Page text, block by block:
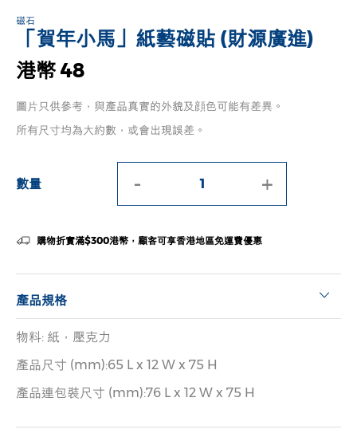
磁石
「賀年小馬」紙藝磁貼 (財源廣進)
港幣 48
圖片只供參考，與產品真實的外貌及顔色可能有差異。
所有尺寸均為大約數，或會出現誤差。
數量 - +
購物折實滿$300港幣，顧客可享香港地區免運費優惠
產品規格
物料: 紙，壓克力
產品尺寸 (mm):65 L x 12 W x 75 H
產品連包裝尺寸 (mm):76 L x 12 W x 75 H